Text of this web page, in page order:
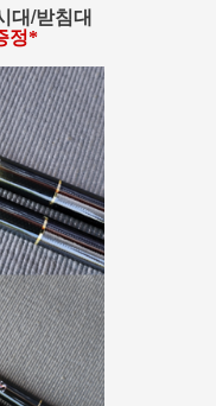
대/받침대
정*